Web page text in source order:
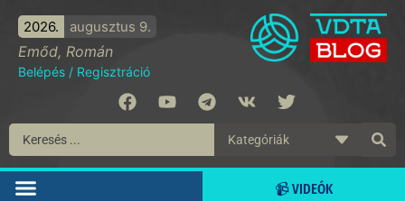
2026. augusztus 9.
Emőd, Román
Belépés / Regisztráció
📹 VIDEÓK